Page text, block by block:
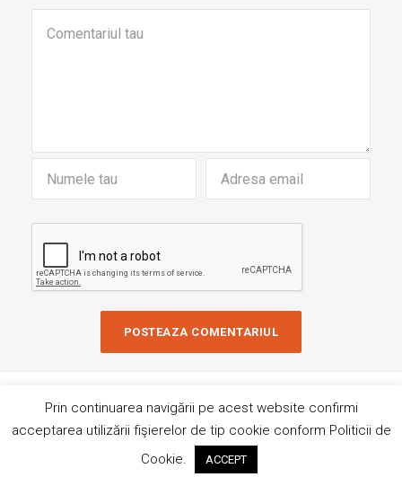
Contact
Site de84colors
Hai sa ne imprietenim!
Prin continuarea navigării pe acest website confirmi
acceptarea utilizării fişierelor de tip cookie conform Politicii de
Cookie.
ACCEPT